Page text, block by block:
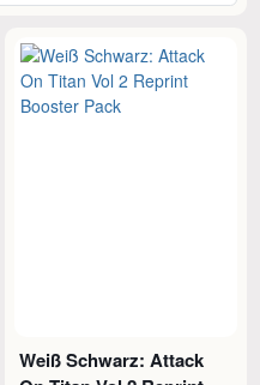
Weiß Schwarz: Attack